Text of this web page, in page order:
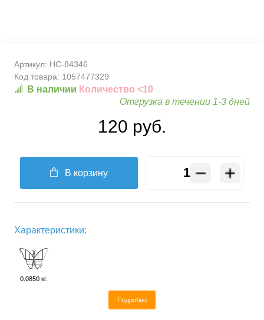
Артикул: HC-84346
Код товара: 1057477329
В наличии Количество <10
Отгрузка в течении 1-3 дней
120 руб.
В корзину
Характеристики:
0.0850 кг.
Подробно